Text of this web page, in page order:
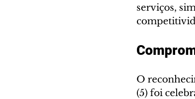
serviços,
O
(5) foi